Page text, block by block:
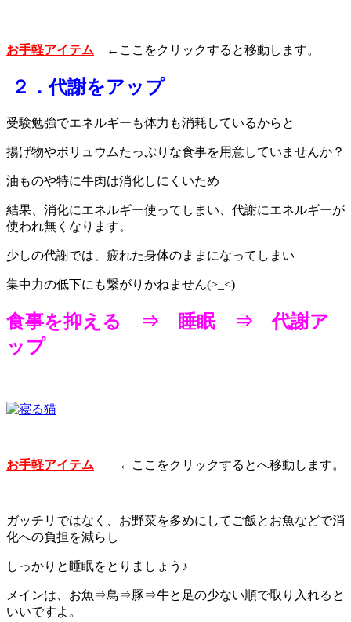
お手軽アイテム ←ここをクリックすると移動します。
２．代謝をアップ
受験勉強でエネルギーも体力も消耗しているからと
揚げ物やボリュウムたっぷりな食事を用意していませんか？
油ものや特に牛肉は消化しにくいため
結果、消化にエネルギー使ってしまい、代謝にエネルギーが
使われ無くなります。
少しの代謝では、疲れた身体のままになってしまい
集中力の低下にも繋がりかねません(>_<)
食事を抑える ⇒ 睡眠 ⇒ 代謝ア
ップ
お手軽アイテム ←ここをクリックするとへ移動します。
ガッチリではなく、お野菜を多めにしてご飯とお魚などで消
化への負担を減らし
しっかりと睡眠をとりましょう♪
メインは、お魚⇒鳥⇒豚⇒牛と足の少ない順で取り入れると
いいですよ。